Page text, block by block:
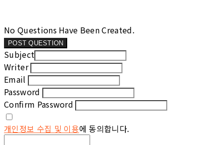
No Questions Have Been Created.
POST QUESTION
Subject
Writer
Email
Password
Confirm Password
개인정보 수집 및 이용에 동의합니다.